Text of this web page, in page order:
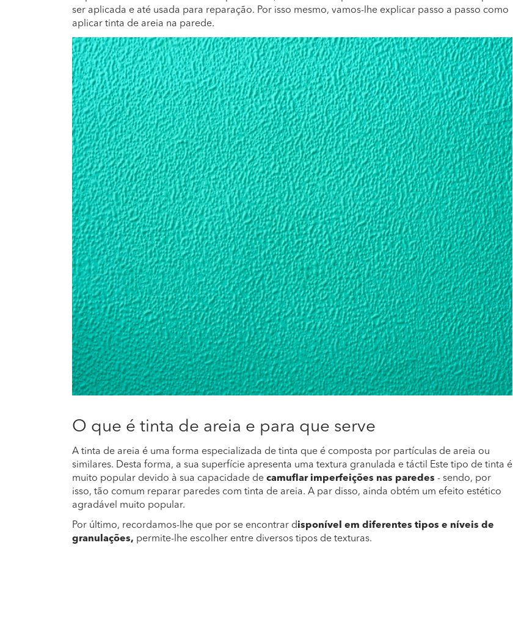
ser aplicada e até usada para reparação. Por isso mesmo, vamos-lhe explicar passo a passo como
aplicar tinta de areia na parede.
O que é tinta de areia e para que serve
A tinta de areia é uma forma especializada de tinta que é composta por partículas de areia ou
similares. Desta forma, a sua superfície apresenta uma textura granulada e táctil Este tipo de tinta é
muito popular devido à sua capacidade de camuflar imperfeições nas paredes - sendo, por
isso, tão comum ​​reparar paredes com tinta de areia. A par disso, ainda obtém um efeito estético
agradável muito popular.
Por último, recordamos-lhe que por se encontrar disponível em diferentes tipos e níveis de
granulações, permite-lhe escolher entre diversos tipos de texturas.